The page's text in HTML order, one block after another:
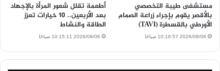
مستشفى طيبة التخصصي
بالأقصر يقوم بإجراء زراعة الصمام
الأورطي بالقسطرة (TAVI)
2026/08/06 10:16:57 صباحًا
أطعمة تقلل شعور المرأة بالإجهاد
بعد الأربعين.. 10 خيارات تعزز
الطاقة والنشاط
2026/08/06 10:15:11 صباحًا